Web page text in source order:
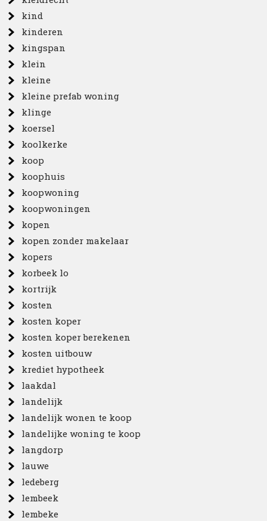
kind
kinderen
kingspan
klein
kleine
kleine prefab woning
klinge
koersel
koolkerke
koop
koophuis
koopwoning
koopwoningen
kopen
kopen zonder makelaar
kopers
korbeek lo
kortrijk
kosten
kosten koper
kosten koper berekenen
kosten uitbouw
krediet hypotheek
laakdal
landelijk
landelijk wonen te koop
landelijke woning te koop
langdorp
lauwe
ledeberg
lembeek
lembeke